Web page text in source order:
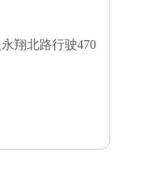
永翔北路行驶470